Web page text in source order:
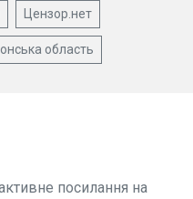
Цензор.нет
область
посилання на